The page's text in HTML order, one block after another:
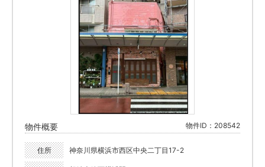
物件概要 物件ID：208542
住所 神奈川県横浜市西区中央二丁目17-2